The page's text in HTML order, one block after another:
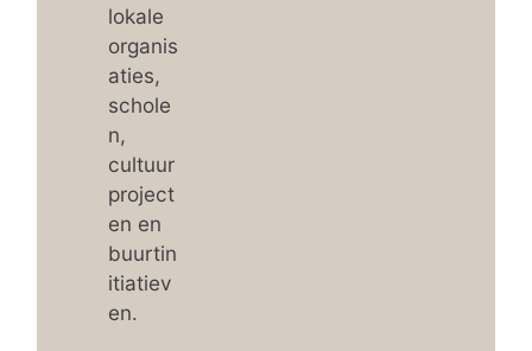
lokale
organis
aties,
schole
n,
cultuur
project
en en
buurtin
itiatiev
en.